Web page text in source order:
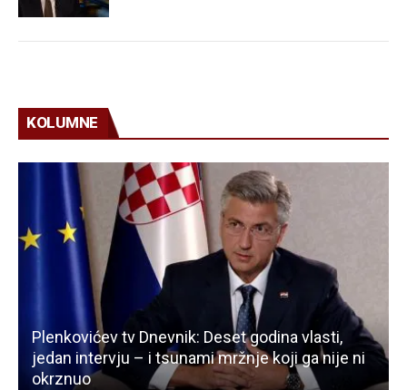
KOLUMNE
Plenkovićev tv Dnevnik: Deset godina vlasti,
jedan intervju – i tsunami mržnje koji ga nije ni
okrznuo